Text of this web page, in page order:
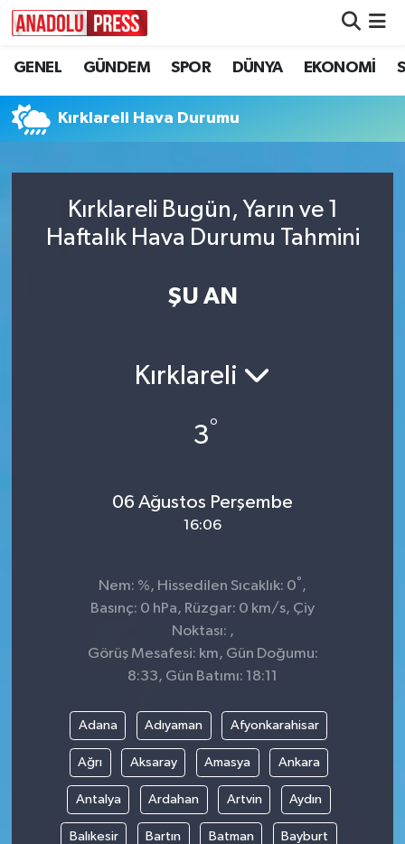
GENEL GÜNDEM SPOR DÜNYA EKONOMİ
Kırklareli Hava Durumu
Kırklareli Bugün, Yarın ve 1
Haftalık Hava Durumu Tahmini
ŞU AN
Kırklareli
3°
06 Ağustos Perşembe
16:06
Nem: %, Hissedilen Sıcaklık: 0° ,
Basınç: 0 hPa, Rüzgar: 0 km/s, Çiy
Noktası: ,
Görüş Mesafesi: km, Gün Doğumu:
8:33, Gün Batımı: 18:11
Adana Adıyaman Afyonkarahisar
Ağrı Aksaray Amasya Ankara
Antalya Ardahan Artvin Aydın
Balıkesir Bartın Batman Bayburt
Nöbetçi Eczaneler
Hava Durumu
Trafik Durumu